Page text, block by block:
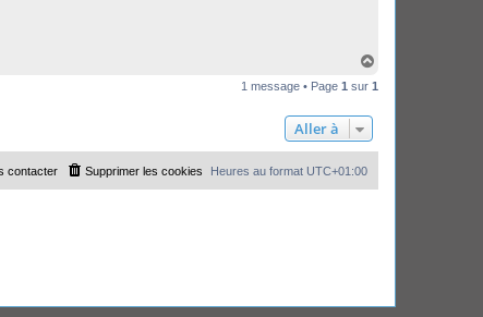
u
1 message • Page 1 sur 1
Aller à
Heures au format UTC+01:00
Supprimer les cookies
contacter